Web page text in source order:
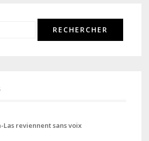
Las reviennent sans voix